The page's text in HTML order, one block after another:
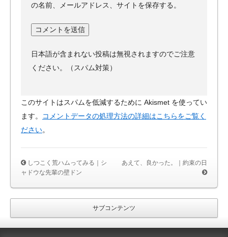
の名前、メールアドレス、サイトを保存する。
日本語が含まれない投稿は無視されますのでご注意
ください。（スパム対策）
このサイトはスパムを低減するために Akismet を使ってい
ます。
コメントデータの処理方法の詳細はこちらをご覧く
ださい。
しつこく荒ハムってみる｜シ
ャドウな先輩の壁ドン
あえて、良かった。｜約束の日
サブコンテンツ